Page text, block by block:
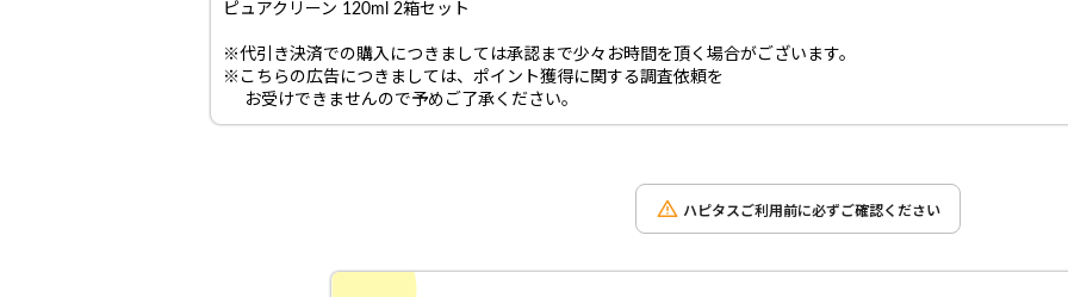
ピュアクリーン 120ml 2箱セット
※代引き決済での購入につきましては承認まで少々お時間を頂く場合がございます。
※こちらの広告につきましては、ポイント獲得に関する調査依頼を
お受けできませんので予めご了承ください。
ハピタスご利用前に必ずご確認ください